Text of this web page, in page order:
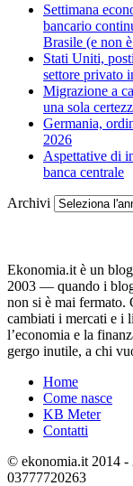
Settimana
bancario
Brasile (e non
Stati Uniti,
settore privato
Migrazione a
una sola
Germania,
2026
Aspettative di
banca centrale
Archivi
Ekonomia.it è un
2003 — quando i
non si è mai fermato.
cambiati i mercati e i
l’economia e la
gergo inutile, a chi
Home
Come nasce
KB Meter
Contatti
© ekonomia.it 2014 -
03777720263